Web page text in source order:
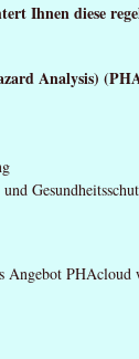
Ihnen diese
Analysis)
Angebot